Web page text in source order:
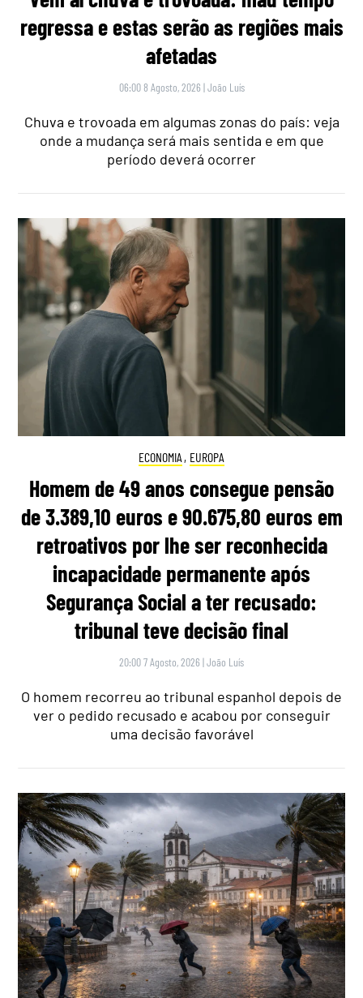
regressa e estas serão as regiões mais
afetadas
06:00 8 Agosto, 2026 |João Luís
Chuva e trovoada em algumas zonas do país: veja
onde a mudança será mais sentida e em que
período deverá ocorrer
ECONOMIA , EUROPA
Homem de 49 anos consegue pensão
de 3.389,10 euros e 90.675,80 euros em
retroativos por lhe ser reconhecida
incapacidade permanente após
Segurança Social a ter recusado:
tribunal teve decisão final
20:00 7 Agosto, 2026 |João Luís
O homem recorreu ao tribunal espanhol depois de
ver o pedido recusado e acabou por conseguir
uma decisão favorável